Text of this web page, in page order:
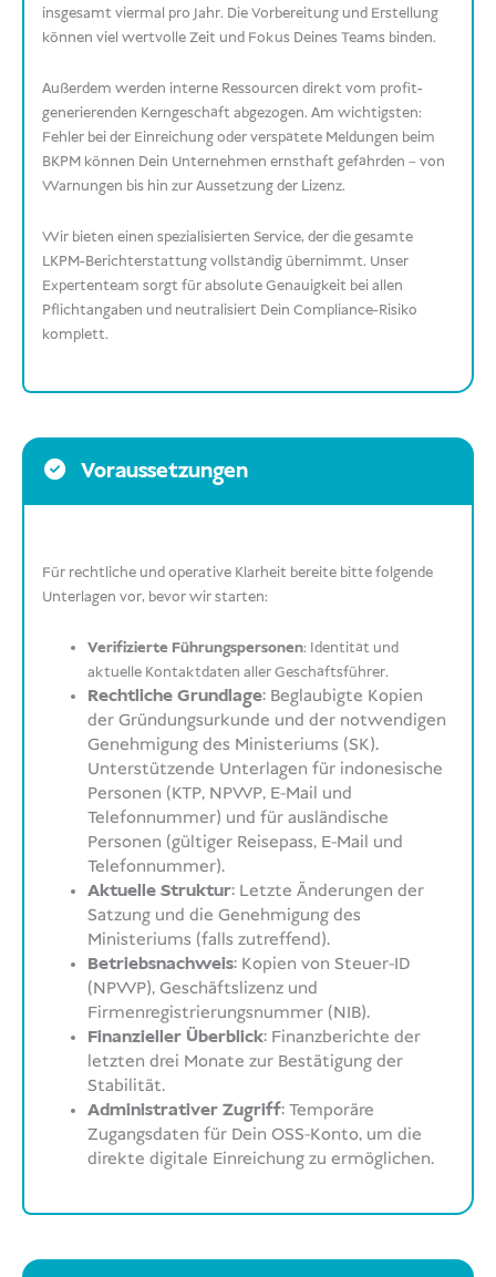
insgesamt viermal pro Jahr. Die Vorbereitung und Erstellung
können viel wertvolle Zeit und Fokus Deines Teams binden.
Außerdem werden interne Ressourcen direkt vom profit-
generierenden Kerngeschäft abgezogen. Am wichtigsten:
Fehler bei der Einreichung oder verspätete Meldungen beim
BKPM können Dein Unternehmen ernsthaft gefährden – von
Warnungen bis hin zur Aussetzung der Lizenz.
Wir bieten einen spezialisierten Service, der die gesamte
LKPM-Berichterstattung vollständig übernimmt. Unser
Expertenteam sorgt für absolute Genauigkeit bei allen
Pflichtangaben und neutralisiert Dein Compliance-Risiko
komplett.
Voraussetzungen
Für rechtliche und operative Klarheit bereite bitte folgende
Unterlagen vor, bevor wir starten:
Verifizierte Führungspersonen: Identität und
aktuelle Kontaktdaten aller Geschäftsführer.
Rechtliche Grundlage: Beglaubigte Kopien
der Gründungsurkunde und der notwendigen
Genehmigung des Ministeriums (SK).
Unterstützende Unterlagen für indonesische
Personen (KTP, NPWP, E-Mail und
Telefonnummer) und für ausländische
Personen (gültiger Reisepass, E-Mail und
Telefonnummer).
Aktuelle Struktur: Letzte Änderungen der
Satzung und die Genehmigung des
Ministeriums (falls zutreffend).
Betriebsnachweis: Kopien von Steuer-ID
(NPWP), Geschäftslizenz und
Firmenregistrierungsnummer (NIB).
Finanzieller Überblick: Finanzberichte der
letzten drei Monate zur Bestätigung der
Stabilität.
Administrativer Zugriff: Temporäre
Zugangsdaten für Dein OSS-Konto, um die
direkte digitale Einreichung zu ermöglichen.